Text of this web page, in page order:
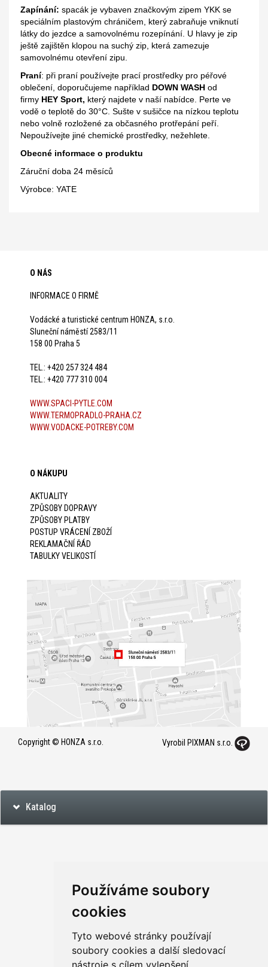
Používáme soubory
cookies
Tyto webové stránky používají
soubory cookies a další sledovací
nástroje s cílem vylepšení
Zapínání: spacák je vybaven značkovým zipem YKK se
speciálním plastovým chráničem, který zabraňuje vniknutí
látky do jezdce a samovolnému rozepínání. U hlavy je zip
ještě zajištěn klopou na suchý zip, která zamezuje
samovolnému otevření zipu.
Praní: při praní používejte prací prostředky pro péřové
oblečení, doporučujeme například DOWN WASH od
firmy HEY Sport, který najdete v naší nabídce. Perte ve
vodě o teplotě do 30°C. Sušte v sušičce na nízkou teplotu
nebo volně rozložené za občasného protřepání peří.
Nepoužívejte jiné chemické prostředky, nežehlete.
Obecné informace o produktu
Záruční doba 24 měsíců
Výrobce: YATE
O NÁS
INFORMACE O FIRMĚ
Vodácké a turistické centrum HONZA, s.r.o.
Sluneční náměstí 2583/11
158 00 Praha 5
TEL.: +420 257 324 484
TEL.: +420 777 310 004
WWW.SPACI-PYTLE.COM
WWW.TERMOPRADLO-PRAHA.CZ
WWW.VODACKE-POTREBY.COM
O NÁKUPU
AKTUALITY
ZPŮSOBY DOPRAVY
ZPŮSOBY PLATBY
POSTUP VRÁCENÍ ZBOŽÍ
REKLAMAČNÍ ŘÁD
TABULKY VELIKOSTÍ
Copyright © HONZA s.r.o. Vyrobil PIXMAN s.r.o.
Katalog